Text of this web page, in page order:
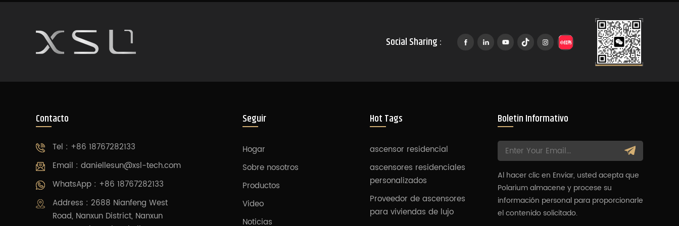
Social Sharing :
Contacto
Tel : +86 18767282133
Email : daniellesun@xsl-tech.com
WhatsApp : +86 18767282133
Address : 2688 Nianfeng West
Road, Nanxun District, Nanxun
Seguir
Hogar
Sobre nosotros
Productos
Video
Noticias
Hot Tags
ascensor residencial
ascensores residenciales
personalizados
Proveedor de ascensores
para viviendas de lujo
Boletin Informativo
Al hacer clic en Enviar, usted acepta que
Polarium almacene y procese su
información personal para proporcionarle
el contenido solicitado.